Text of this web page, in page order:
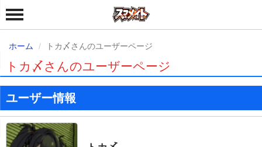
ホーム トカ〆さんのユーザーページ
トカ〆さんのユーザーページ
ユーザー情報